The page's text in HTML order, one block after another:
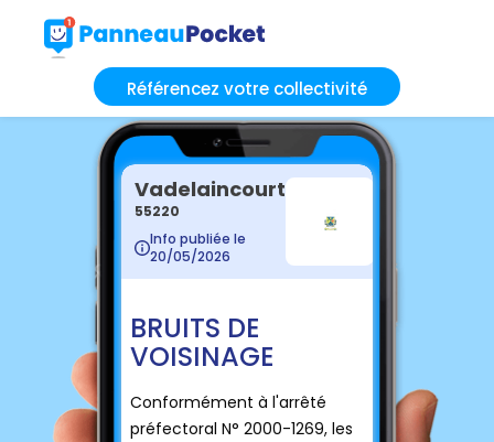
Référencez votre collectivité
Vadelaincourt
55220
Info publiée le
20/05/2026
BRUITS DE
VOISINAGE
Conformément à l'arrêté
préfectoral N° 2000-1269, les